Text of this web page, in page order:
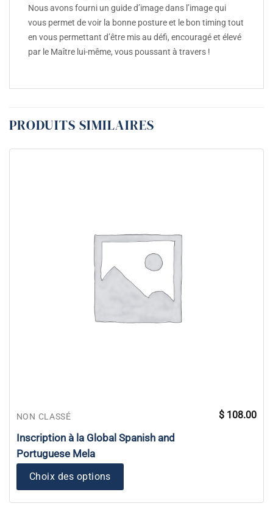
Nous avons fourni un guide d’image dans l’image qui
vous permet de voir la bonne posture et le bon timing tout
en vous permettant d’être mis au défi, encouragé et élevé
par le Maître lui-même, vous poussant à travers !
PRODUITS SIMILAIRES
NON CLASSÉ
Inscription à la Global Spanish and
Portuguese Mela
$ 108.00
Choix des options